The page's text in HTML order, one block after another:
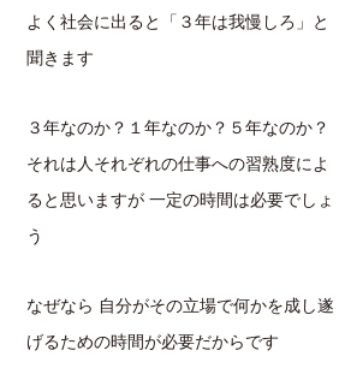
よく社会に出ると「３年は我慢しろ」と
聞きます
３年なのか？１年なのか？５年なのか？
それは人それぞれの仕事への習熟度によ
ると思いますが 一定の時間は必要でしょ
う
なぜなら 自分がその立場で何かを成し遂
げるための時間が必要だからです